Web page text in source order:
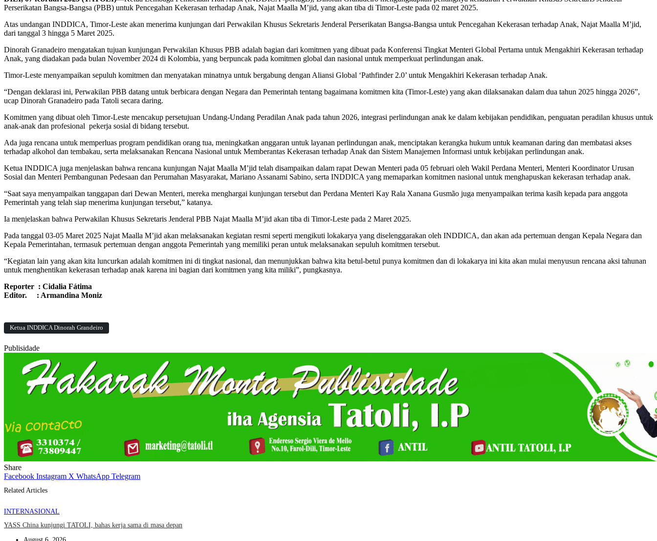
Perserikatan Bangsa-Bangsa (PBB) untuk Pencegahan Kekerasan terhadap Anak, Najat Maalla M’jid, yang akan tiba di Timor-Leste pada 02 maret 2025.
Atas undangan INDDICA, Timor-Leste akan menerima kunjungan dari Perwakilan Khusus Sekretaris Jenderal Perserikatan Bangsa-Bangsa untuk Pencegahan Kekerasan terhadap Anak, Najat Maalla M’jid,
dari tanggal 3 hingga 5 Maret 2025.
Dinorah Granadeiro mengatakan tujuan kunjungan Perwakilan Khusus PBB adalah bagian dari komitmen yang dibuat pada Konferensi Tingkat Menteri Global Pertama untuk Mengakhiri Kekerasan terhadap
Anak, yang diadakan pada bulan November 2024 di Kolombia, yang berpuncak pada komitmen global dan nasional untuk memperkuat perlindungan anak.
Timor-Leste menyampaikan sepuluh komitmen dan menyatakan minatnya untuk bergabung dengan Aliansi Global ‘Pathfinder 2.0’ untuk Mengakhiri Kekerasan terhadap Anak.
“Dengan deklarasi ini, Perwakilan PBB datang untuk berbicara dengan Negara dan Pemerintah tentang bagaimana komitmen kita (Timor-Leste) yang akan dilaksanakan dalam dua tahun 2025 hingga 2026”,
ucap Dinorah Granadeiro pada Tatoli secara daring.
Komitmen yang dibuat oleh Timor-Leste mencakup persetujuan Undang-Undang Peradilan Anak pada tahun 2026, integrasi perlindungan anak ke dalam kebijakan pendidikan, penguatan peradilan khusus untuk
anak-anak dan profesional pekerja sosial di bidang tersebut.
Ada juga rencana untuk memperluas program pendidikan orang tua, meningkatkan anggaran untuk layanan perlindungan anak, menciptakan kerangka hukum untuk keamanan daring dan membatasi akses
terhadap alkohol dan tembakau, serta melaksanakan Rencana Nasional untuk Memberantas Kekerasan terhadap Anak dan Sistem Manajemen Informasi untuk kebijakan perlindungan anak.
Ketua INDDICA juga menjelaskan bahwa rencana kunjungan Najat Maalla M’jid telah disampaikan dalam rapat Dewan Menteri pada 05 februari oleh Wakil Perdana Menteri, Menteri Koordinator Urusan
Sosial dan Menteri Pembangunan Pedesaan dan Perumahan Masyarakat, Mariano Assanami Sabino, serta INDDICA yang memaparkan komitmen nasional untuk menghapuskan kekerasan terhadap anak.
“Saat saya menyampaikan tanggapan dari Dewan Menteri, mereka menghargai kunjungan tersebut dan Perdana Menteri Kay Rala Xanana Gusmão juga menyampaikan terima kasih kepada para anggota
Pemerintah yang telah siap menerima kunjungan tersebut,” katanya.
Ia menjelaskan bahwa Perwakilan Khusus Sekretaris Jenderal PBB Najat Maalla M’jid akan tiba di Timor-Leste pada 2 Maret 2025.
Pada tanggal 03-05 Maret 2025 Najat Maalla M’jid akan melaksanakan kegiatan resmi seperti mengikuti lokakarya yang diselenggarakan oleh INDDICA, dan akan ada pertemuan dengan Kepala Negara dan
Kepala Pemerintahan, termasuk pertemuan dengan anggota Pemerintah yang memiliki peran untuk melaksanakan sepuluh komitmen tersebut.
“Kegiatan lain yang akan kita luncurkan adalah komitmen ini di tingkat nasional, dan menunjukkan bahwa kita betul-betul punya komitmen dan di lokakarya ini kita akan mulai menyusun rencana aksi tahunan
untuk menghentikan kekerasan terhadap anak karena ini bagian dari komitmen yang kita miliki”, pungkasnya.
Reporter : Cidalia Fátima
Editor. : Armandina Moniz
Ketua INDDICA Dinorah Grandeiro
Publisidade
Share
Facebook Instagram X WhatsApp Telegram
Related Articles
INTERNASIONAL
YASS China kunjungi TATOLI, bahas kerja sama di masa depan